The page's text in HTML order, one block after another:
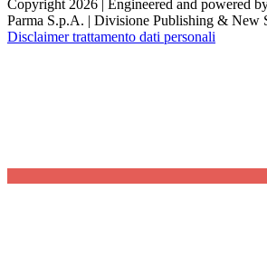
Copyright 2026 | Engineered and powered
Parma S.p.A. | Divisione Publishing & New
Disclaimer trattamento dati personali